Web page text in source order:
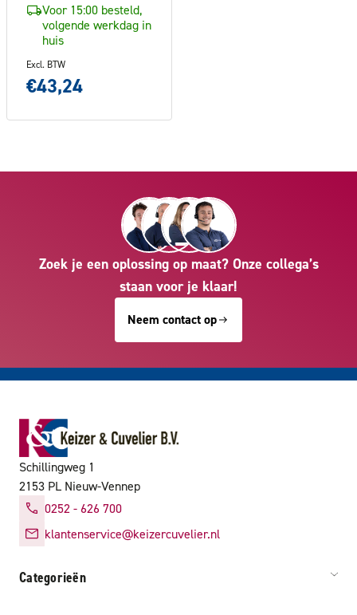
Voor 15:00 besteld,
volgende werkdag in
huis
Excl. BTW
€43,24
Zoek je een oplossing op maat? Onze collega’s
staan voor je klaar!
Neem contact op
Schillingweg 1
2153 PL Nieuw-Vennep
0252 - 626 700
klantenservice@keizercuvelier.nl
Categorieën